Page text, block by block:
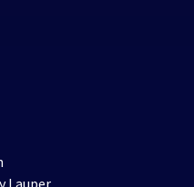
Lauper